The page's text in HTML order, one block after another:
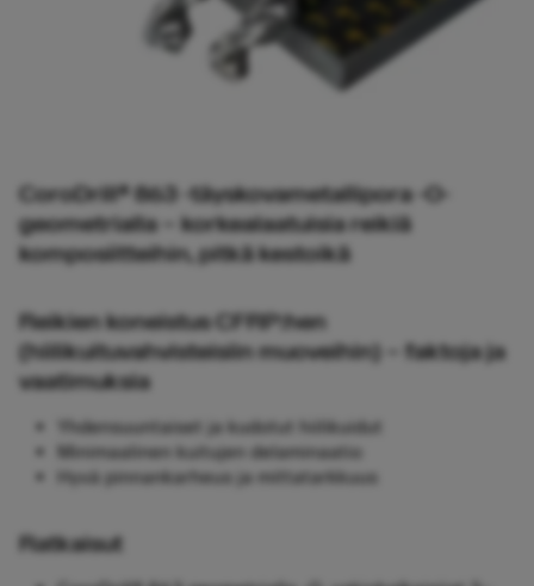
CoroDrill® 863 -täyskovametallipora -O-
geometrialla – korkealaatuisia reikiä
komposiitteihin, pitkä kestoikä
Reikien koneistus CFRP:hen
(hiilikuituvahvisteisiin muoveihin) – faktoja ja
vaatimuksia
Yhdensuuntaiset ja kudotut hiilikuidut
Minimaalinen kuitujen delaminaatio
Hyvä pinnankarheus ja mittatarkkuus
Ratkaisut